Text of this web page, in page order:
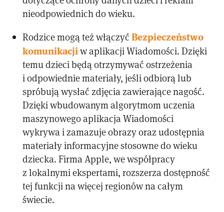
nieodpowiednich do wieku.
Rodzice mogą też włączyćBezpieczeństwo
komunikacji w aplikacji Wiadomości. Dzięki
temu dzieci będą otrzymywać ostrzeżenia
i odpowiednie materiały, jeśli odbiorą lub
spróbują wysłać zdjęcia zawierające nagość.
Dzięki wbudowanym algorytmom uczenia
maszynowego aplikacja Wiadomości
wykrywa i zamazuje obrazy oraz udostępnia
materiały informacyjne stosowne do wieku
dziecka. Firma Apple, we współpracy
z lokalnymi ekspertami, rozszerza dostępność
tej funkcji na więcej regionów na całym
świecie.